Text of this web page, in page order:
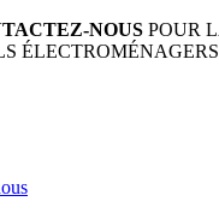
NOUS POUR
ÉLECTROMÉNAGERS